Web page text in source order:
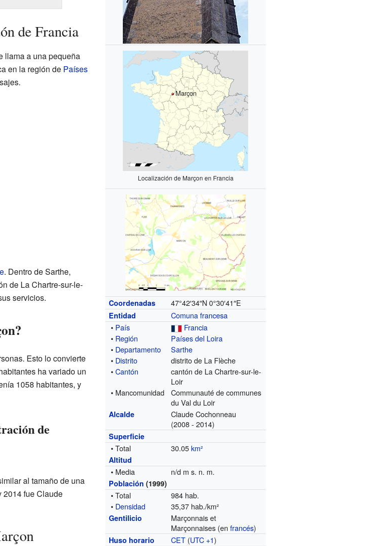
Marçon
Localización de Marçon en Francia
Coordenadas 47°42′34″N 0°30′41″E
Entidad
Comuna francesa
• País
Francia
• Región
Países del Loira
• Departamento
Sarthe
• Distrito
distrito de La Flèche
•Cantón
cantón de La Chartre-sur-le-
Loir
• Mancomunidad
Communauté de communes
du Val du Loir
Alcalde
Claude Cochonneau
(2008 - 2014)
Superficie
• Total 30.05km²
Altitud
• Media n/d m s. n. m.
Población (1999)
• Total
984 hab.
• Densidad 35,37 hab./km²
Gentilicio
Marçonnais et
Marçonnaises (enfrancés)
Huso horario CET (UTC +1)
de Francia
llama a una pequeña
en la región de Países
. Dentro de Sarthe,
de La Chartre-sur-le-
servicios.
Esto lo convierte
ha variado un
1058 habitantes, y
de
al tamaño de una
2014 fue Claude